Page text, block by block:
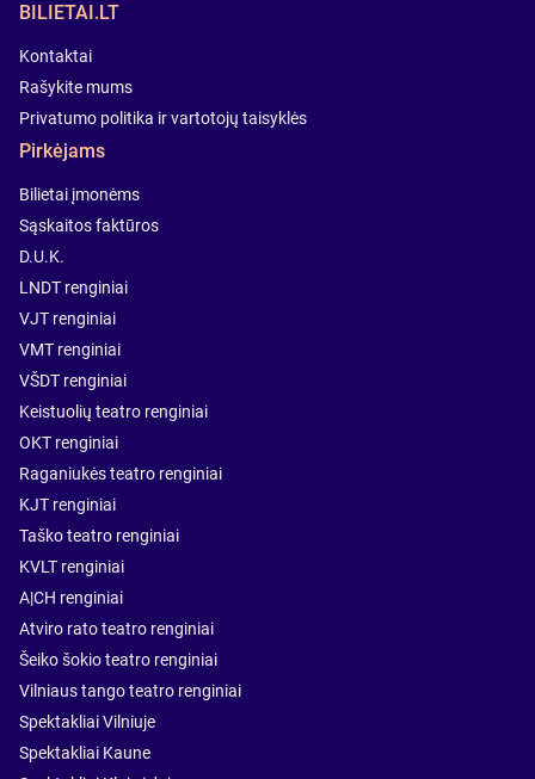
BILIETAI.LT
Kontaktai
Rašykite mums
Privatumo politika ir vartotojų taisyklės
Pirkėjams
Bilietai įmonėms
Sąskaitos faktūros
D.U.K.
LNDT renginiai
VJT renginiai
VMT renginiai
VŠDT renginiai
Keistuolių teatro renginiai
OKT renginiai
Raganiukės teatro renginiai
KJT renginiai
Taško teatro renginiai
KVLT renginiai
A|CH renginiai
Atviro rato teatro renginiai
Šeiko šokio teatro renginiai
Vilniaus tango teatro renginiai
Spektakliai Vilniuje
Spektakliai Kaune